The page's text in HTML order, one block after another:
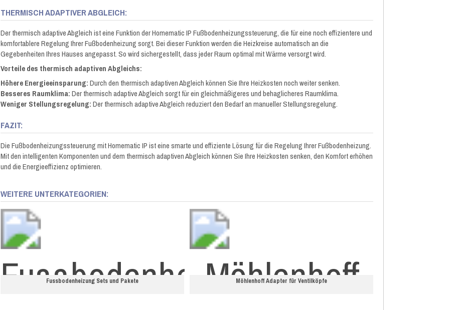
THERMISCH ADAPTIVER ABGLEICH:
Der thermisch adaptive Abgleich ist eine Funktion der Homematic IP Fußbodenheizungssteuerung, die für eine noch effizientere und
komfortablere Regelung Ihrer Fußbodenheizung sorgt. Bei dieser Funktion werden die Heizkreise automatisch an die
Gegebenheiten Ihres Hauses angepasst. So wird sichergestellt, dass jeder Raum optimal mit Wärme versorgt wird.
Vorteile des thermisch adaptiven Abgleichs:
Höhere Energieeinsparung:Durch den thermisch adaptiven Abgleich können Sie Ihre Heizkosten noch weiter senken.
Besseres Raumklima:Der thermisch adaptive Abgleich sorgt für ein gleichmäßigeres und behaglicheres Raumklima.
Weniger Stellungsregelung:Der thermisch adaptive Abgleich reduziert den Bedarf an manueller Stellungsregelung.
FAZIT:
Die Fußbodenheizungssteuerung mit Homematic IP ist eine smarte und effiziente Lösung für die Regelung Ihrer Fußbodenheizung.
Mit den intelligenten Komponenten und dem thermisch adaptiven Abgleich können Sie Ihre Heizkosten senken, den Komfort erhöhen
und die Energieeffizienz optimieren.
WEITERE UNTERKATEGORIEN:
Fussbodenheizung Sets und Pakete Möhlenhoff Adapter für Ventilköpfe